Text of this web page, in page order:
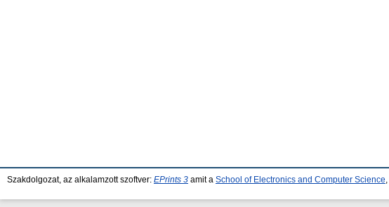
Szakdolgozat, az alkalamzott szoftver: EPrints 3 amit a School of Electronics and Computer Science